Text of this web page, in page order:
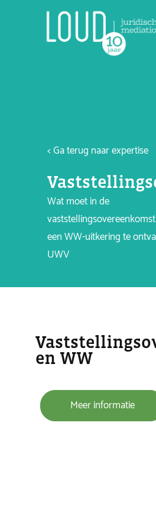
< Ga terug naar expertise
Wat moet in de
een WW-uitkering te
UWV
en WW
Meer informatie